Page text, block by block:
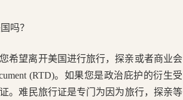
吗？
希望离开美国进行旅行，探亲或者商业会
(RTD)。如果您是政治庇护的衍生受
。难民旅行证是专门为因为旅行，探亲等